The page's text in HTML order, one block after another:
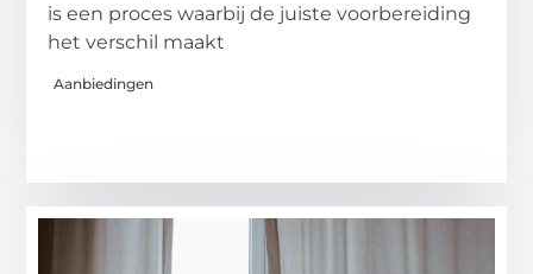
is een proces waarbij de juiste voorbereiding
het verschil maakt
Aanbiedingen